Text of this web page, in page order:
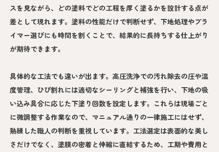
スを見ながら、どの塗料でどの工程を厚く塗るかを設計する点が
差として現れます。塗料の性能だけで判断せず、下地処理やプラ
イマー選びにも時間を割くことで、結果的に長持ちする仕上がり
が期待できます。
具体的な工法でも違いが出ます。高圧洗浄での汚れ除去の圧や温
度管理、ひび割れには適切なシーリングと補強を行い、下地の吸
い込み具合に応じた下塗り回数を設定します。これらは現場ごと
に微調整する作業なので、マニュアル通りの一律施工にはせず、
熟練した職人の判断を重視しています。工法選定は表面的な美し
さだけでなく、塗膜の密着と伸縮に直結するため、工期や費用と